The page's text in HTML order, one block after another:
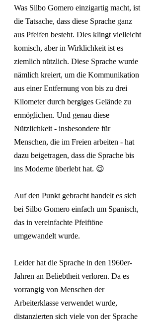
Was Silbo Gomero einzigartig macht, ist
die Tatsache, dass diese Sprache ganz
aus Pfeifen besteht. Dies klingt vielleicht
komisch, aber in Wirklichkeit ist es
ziemlich nützlich. Diese Sprache wurde
nämlich kreiert, um die Kommunikation
aus einer Entfernung von bis zu drei
Kilometer durch bergiges Gelände zu
ermöglichen. Und genau diese
Nützlichkeit - insbesondere für
Menschen, die im Freien arbeiten - hat
dazu beigetragen, dass die Sprache bis
ins Moderne überlebt hat. 😉
Auf den Punkt gebracht handelt es sich
bei Silbo Gomero einfach um Spanisch,
das in vereinfachte Pfeiftöne
umgewandelt wurde.
Leider hat die Sprache in den 1960er-
Jahren an Beliebtheit verloren. Da es
vorrangig von Menschen der
Arbeiterklasse verwendet wurde,
distanzierten sich viele von der Sprache